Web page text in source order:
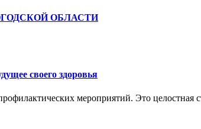
ОБЛАСТИ
своего здоровья
мероприятий. Это целостная